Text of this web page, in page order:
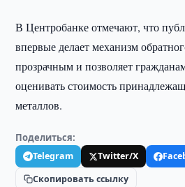
В Центробанке отмечают, что
впервые делает механизм
прозрачным и позволяет
оценивать стоимость
металлов.
Поделиться:
Telegram Twitter/X
Скопировать ссылку